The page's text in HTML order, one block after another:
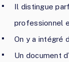
Il distingue
professionnel
On y a intégré
Un document